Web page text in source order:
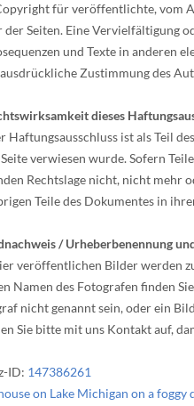
für veröffentlichte, vom
Seiten. Eine Vervielfältigung
und Texte in anderen
Zustimmung des
dieses
Haftungsausschluss ist als Teil
verwiesen wurde. Sofern
Rechtslage nicht, nicht mehr
Teile des Dokumentes in
/ Urheberbenennung
veröffentlichen Bilder werden
Namen des Fotografen finden
nicht genannt sein, oder ein
Sie bitte mit uns Kontakt auf,
ID: 147386261
on Lake Michigan on a foggy